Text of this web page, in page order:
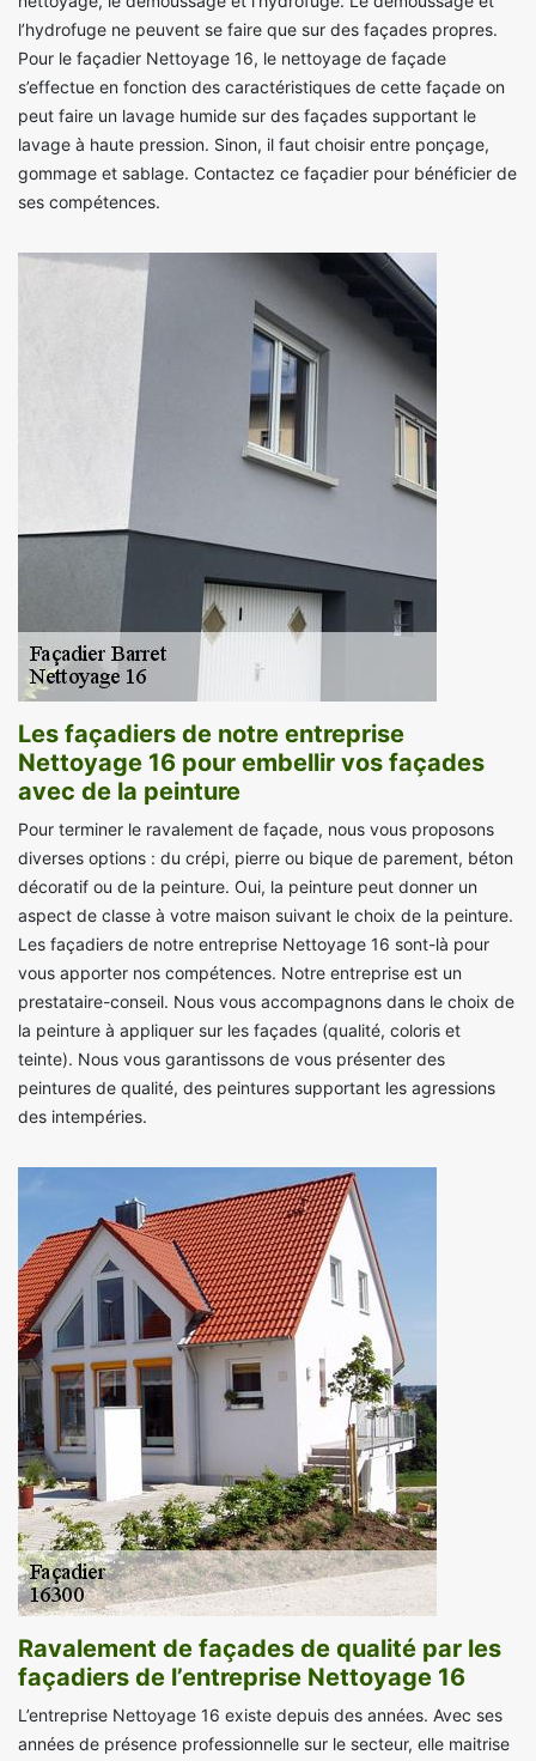
l’hydrofuge ne peuvent se faire que sur des façades propres.
Pour le façadier Nettoyage 16, le nettoyage de façade
s’effectue en fonction des caractéristiques de cette façade on
peut faire un lavage humide sur des façades supportant le
lavage à haute pression. Sinon, il faut choisir entre ponçage,
gommage et sablage. Contactez ce façadier pour bénéficier de
ses compétences.
Les façadiers de notre entreprise
Nettoyage 16 pour embellir vos façades
avec de la peinture
Pour terminer le ravalement de façade, nous vous proposons
diverses options : du crépi, pierre ou bique de parement, béton
décoratif ou de la peinture. Oui, la peinture peut donner un
aspect de classe à votre maison suivant le choix de la peinture.
Les façadiers de notre entreprise Nettoyage 16 sont-là pour
vous apporter nos compétences. Notre entreprise est un
prestataire-conseil. Nous vous accompagnons dans le choix de
la peinture à appliquer sur les façades (qualité, coloris et
teinte). Nous vous garantissons de vous présenter des
peintures de qualité, des peintures supportant les agressions
des intempéries.
Ravalement de façades de qualité par les
façadiers de l’entreprise Nettoyage 16
L’entreprise Nettoyage 16 existe depuis des années. Avec ses
années de présence professionnelle sur le secteur, elle maitrise